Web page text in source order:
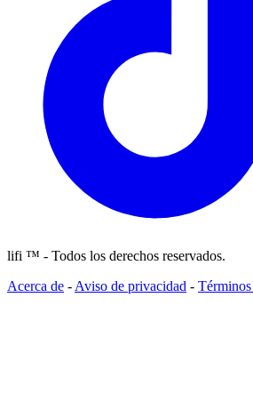
lifi ™ - Todos los derechos reservados.
Acerca de - Aviso de privacidad -